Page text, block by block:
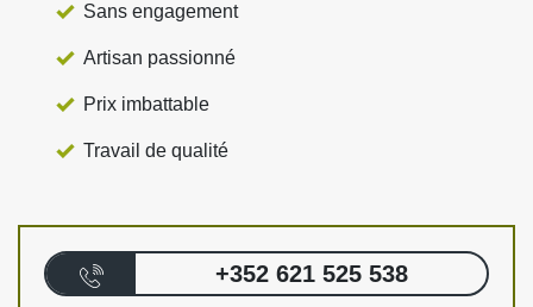
Sans engagement
Artisan passionné
Prix imbattable
Travail de qualité
+352 621 525 538